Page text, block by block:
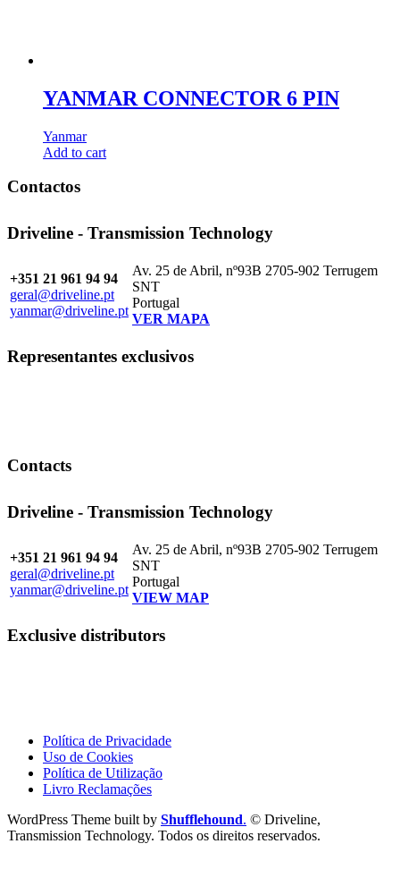
YANMAR CONNECTOR 6 PIN
Yanmar
Add to cart
Contactos
Driveline - Transmission Technology
+351 21 961 94 94
geral@driveline.pt
yanmar@driveline.pt
Av. 25 de Abril, nº93B 2705-902 Terrugem
SNT
Portugal
VER MAPA
Representantes exclusivos
Contacts
Driveline - Transmission Technology
+351 21 961 94 94
geral@driveline.pt
yanmar@driveline.pt
Av. 25 de Abril, nº93B 2705-902 Terrugem
SNT
Portugal
VIEW MAP
Exclusive distributors
Política de Privacidade
Uso de Cookies
Política de Utilização
Livro Reclamações
WordPress Theme built by Shufflehound. © Driveline,
Transmission Technology. Todos os direitos reservados.